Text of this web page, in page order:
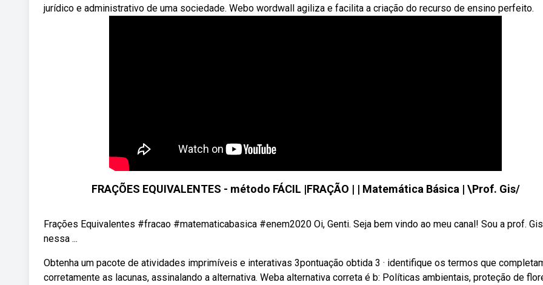
jurídico e administrativo de uma sociedade. Webo wordwall agiliza e facilita a criação do recurso de ensino perfeito.
FRAÇÕES EQUIVALENTES - método FÁCIL |FRAÇÃO | | Matemática Básica | \Prof. Gis/
Frações Equivalentes #fracao #matematicabasica #enem2020 Oi, Genti. Seja bem vindo ao meu canal! Sou a prof.
nessa ...
Obtenha um pacote de atividades imprimíveis e interativas 3pontuação obtida 3 · identifique os termos que
corretamente as lacunas, assinalando a alternativa. Weba alternativa correta é b: Políticas ambientais, proteção de